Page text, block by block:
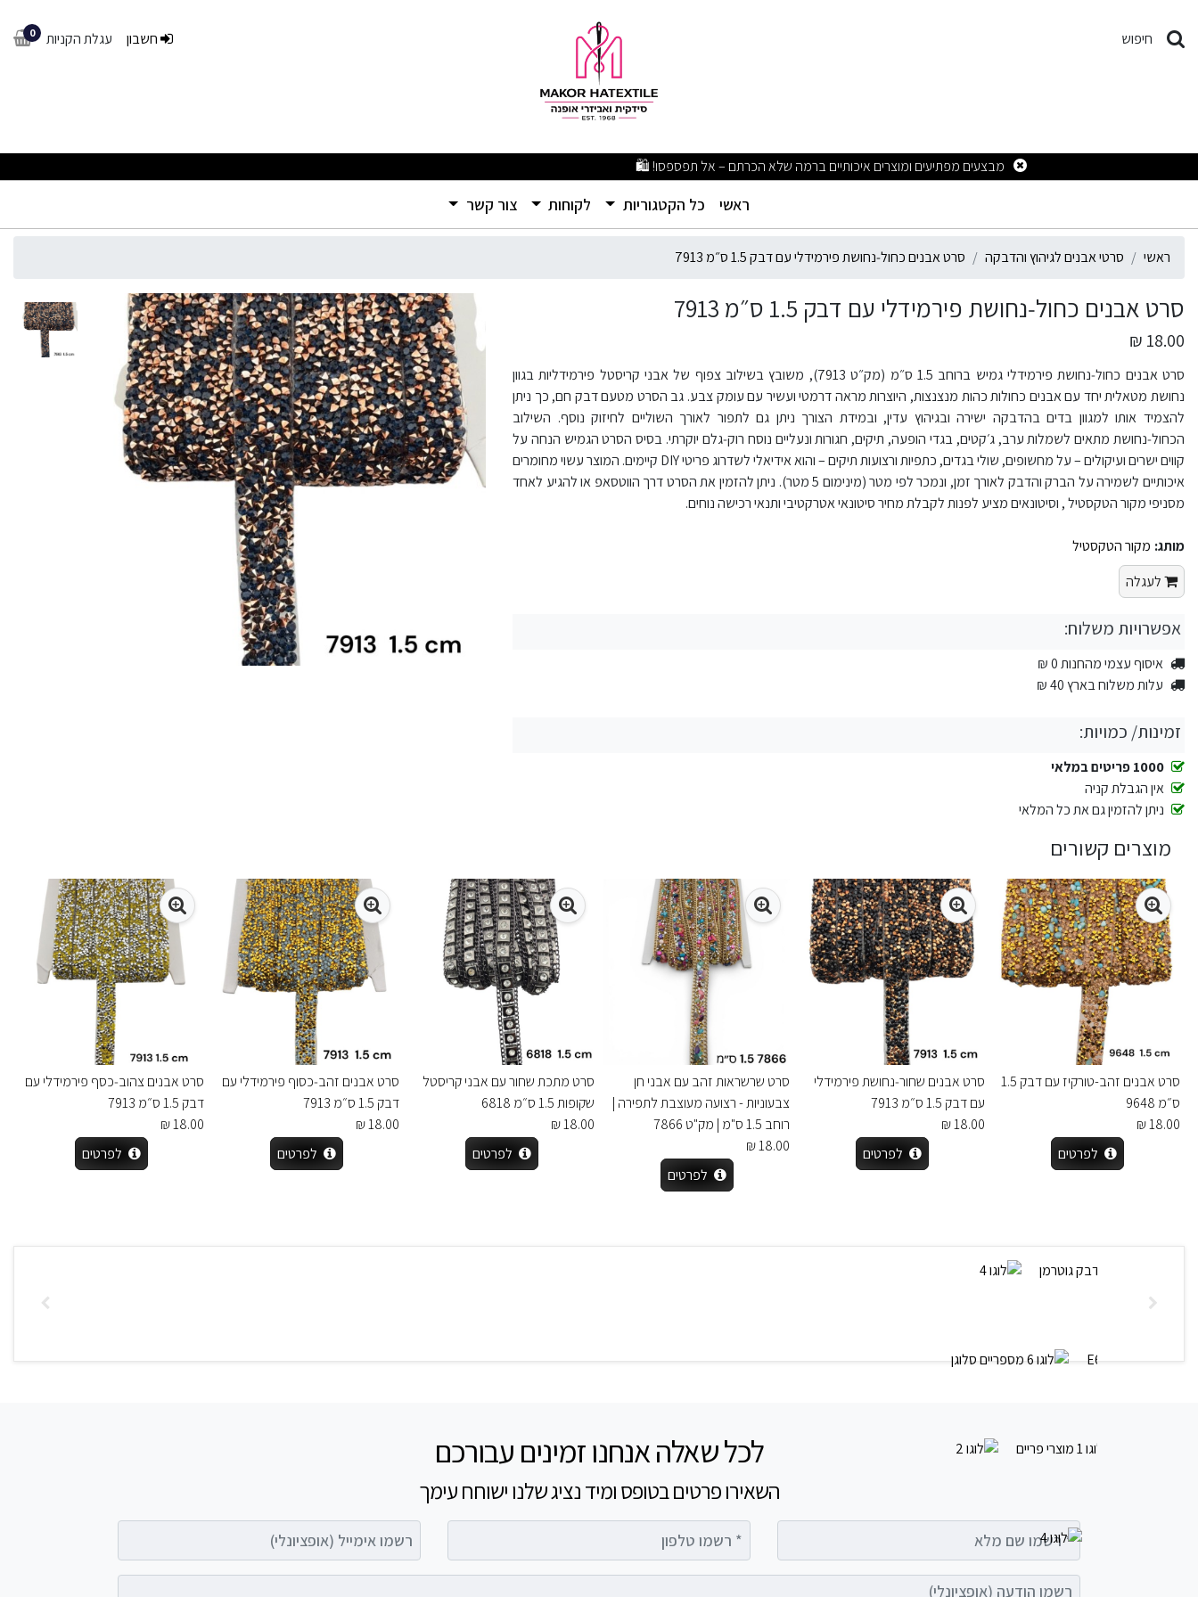
סרט אבנים כחול‑נחושת פירמידלי עם דבק 1.5 ס״מ 7913
חיפוש 0 עגלת הקניות חשבון
מבצעים מפתיעים ומוצרים איכותיים ברמה שלא הכרתם – אל תפספסו! 🛍️
ראשי
(current) כל הקטגוריות לקוחות צור קשר
ראשי סרטי אבנים לגיהוץ והדבקה סרט אבנים כחול‑נחושת פירמידלי עם דבק 1.5 ס״מ 7913
סרט אבנים כחול‑נחושת פירמידלי עם דבק 1.5 ס״מ 7913
18.00 ₪
סרט אבנים כחול‑נחושת פירמידלי גמיש ברוחב 1.5 ס״מ (מק״ט 7913), משובץ בשילוב צפוף של אבני קריסטל פירמידליות בגוון
נחושת מטאלית יחד עם אבנים כחולות כהות מנצנצות, היוצרות מראה דרמטי ועשיר עם עומק צבע. גב הסרט מטעם דבק חם, כך ניתן
להצמיד אותו למגוון בדים בהדבקה ישירה ובגיהוץ עדין, ובמידת הצורך ניתן גם לתפור לאורך השוליים לחיזוק נוסף. השילוב
הכחול‑נחושת מתאים לשמלות ערב, ג׳קטים, בגדי הופעה, תיקים, חגורות ונעליים נוסח רוק‑גלם יוקרתי. בסיס הסרט הגמיש הנחה על
קווים ישרים ועיקולים – על מחשופים, שולי בגדים, כתפיות ורצועות תיקים – והוא אידיאלי לשדרוג פריטי DIY קיימים. המוצר עשוי מחומרים
איכותיים לשמירה על הברק והדבק לאורך זמן, ונמכר לפי מטר (מינימום 5 מטר). ניתן להזמין את הסרט דרך הווטסאפ או להגיע לאחד
מסניפי מקור הטקסטיל , וסיטונאים מציע לפנות לקבלת מחיר סיטונאי אטרקטיבי ותנאי רכישה נוחים.
מותג: מקור הטקסטיל
לעגלה
אפשרויות משלוח:
איסוף עצמי מהחנות 0 ₪
עלות משלוח בארץ 40 ₪
זמינות/ כמויות:
1000 פריטים במלאי
אין הגבלת קניה
ניתן להזמין גם את כל המלאי
מוצרים קשורים
סרט אבנים זהב-טורקיז עם דבק 1.5
ס״מ 9648
18.00 ₪
לפרטים
סרט אבנים שחור‑נחושת פירמידלי
עם דבק 1.5 ס״מ 7913
18.00 ₪
לפרטים
סרט שרשראות זהב עם אבני חן
צבעוניות - רצועה מעוצבת לתפירה |
רוחב 1.5 ס"מ | מק"ט 7866
18.00 ₪
לפרטים
סרט מתכת שחור עם אבני קריסטל
שקופות 1.5 ס״מ 6818
18.00 ₪
לפרטים
סרט אבנים זהב‑כסוף פירמידלי עם
דבק 1.5 ס״מ 7913
18.00 ₪
לפרטים
סרט אבנים צהוב‑כסף פירמידלי עם
דבק 1.5 ס״מ 7913
18.00 ₪
לפרטים
לכל שאלה אנחנו זמינים עבורכם
השאירו פרטים בטופס ומיד נציג שלנו ישוחח עימך
רשמו שם מלא
רשמו הודעה (אופציונלי)